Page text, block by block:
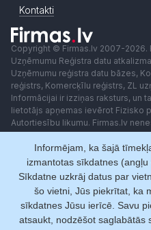
Kontakti
Copyright © Firmas.lv 2007-2026.
Uzņēmumu Reģistra datu
Uzņēmumu reģistra datu bāzes,
reģistrs, Komercķīlu reģistrs, ZL
Informācijai ir izziņas raksturs, un
lietotājs apņemas ievērot Fizisko
Autortiesību likumu. Firmas.lv
lēmumiem, kas balstīti uz
izmantot jebkādas automatizētas
piekļuvei sistēmai bez rakstiskas
redaktore: Ingūna Pempere.
Lietošanas noteikumi
Privātuma
Informējam, ka šajā
izmantotas sīkdatnes (angļu
Sīkdatne uzkrāj datus par
šo vietni, Jūs piekrītat, ka
sīkdatnes Jūsu ierīcē. Savu
atsaukt, nodzēšot saglabātās